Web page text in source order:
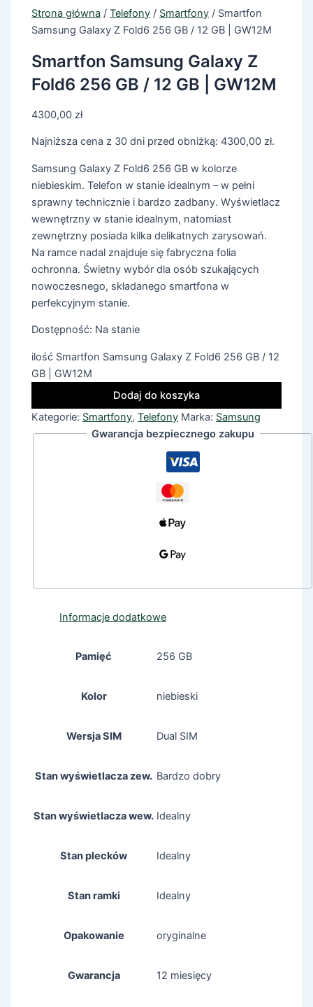
Strona główna /Telefony / Smartfony / Smartfon
Samsung Galaxy Z Fold6 256 GB / 12 GB | GW12M
Smartfon Samsung Galaxy Z
Fold6 256 GB / 12 GB | GW12M
4300,00 zł
Najniższa cena z 30 dni przed obniżką:4300,00zł.
Samsung Galaxy Z Fold6 256 GB w kolorze
niebieskim. Telefon w stanie idealnym – w pełni
sprawny technicznie i bardzo zadbany. Wyświetlacz
wewnętrzny w stanie idealnym, natomiast
zewnętrzny posiada kilka delikatnych zarysowań.
Na ramce nadal znajduje się fabryczna folia
ochronna. Świetny wybór dla osób szukających
nowoczesnego, składanego smartfona w
perfekcyjnym stanie.
Dostępność: Na stanie
ilość Smartfon Samsung Galaxy Z Fold6 256 GB / 12
GB | GW12M
Dodaj do koszyka
Kategorie: Smartfony,Telefony Marka: Samsung
Gwarancja bezpiecznego zakupu
Informacje dodatkowe
Pamięć 256 GB
Kolor niebieski
Wersja SIM Dual SIM
Stan wyświetlacza zew. Bardzo dobry
Stan wyświetlacza wew. Idealny
Stan plecków Idealny
Stan ramki Idealny
Opakowanie oryginalne
Gwarancja 12 miesięcy